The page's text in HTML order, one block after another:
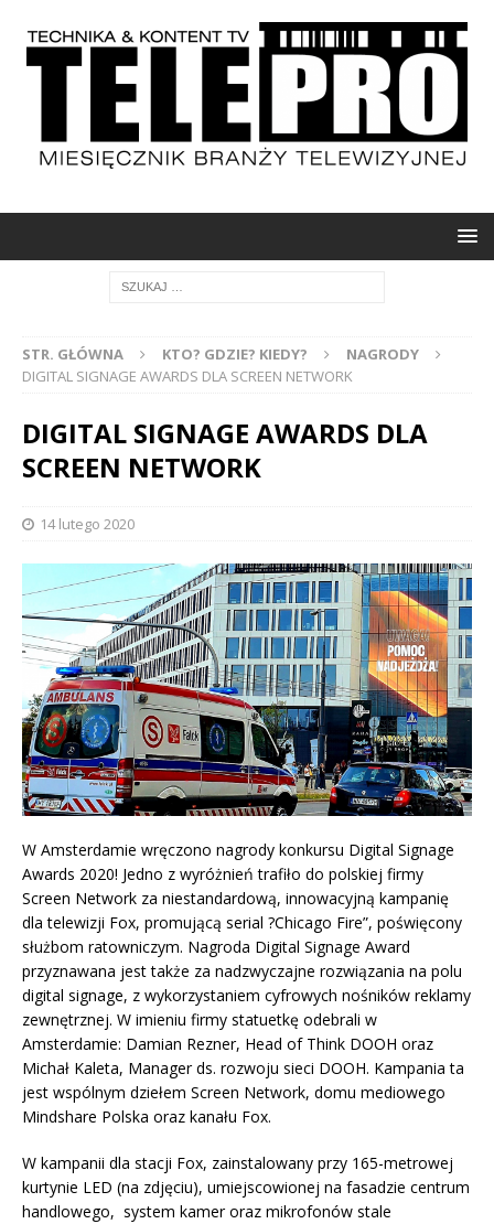
STR. GŁÓWNA KTO? GDZIE? KIEDY?
NAGRODY
DIGITAL SIGNAGE AWARDS DLA SCREEN NETWORK
DIGITAL SIGNAGE AWARDS DLA
SCREEN NETWORK
14 lutego 2020
W Amsterdamie wręczono nagrody konkursu Digital Signage
Awards 2020! Jedno z wyróżnień trafiło do polskiej firmy
Screen Network za niestandardową, innowacyjną kampanię
dla telewizji Fox, promującą serial ?Chicago Fire”, poświęcony
służbom ratowniczym. Nagroda Digital Signage Award
przyznawana jest także za nadzwyczajne rozwiązania na polu
digital signage, z wykorzystaniem cyfrowych nośników reklamy
zewnętrznej. W imieniu firmy statuetkę odebrali w
Amsterdamie: Damian Rezner, Head of Think DOOH oraz
Michał Kaleta, Manager ds. rozwoju sieci DOOH. Kampania ta
jest wspólnym dziełem Screen Network, domu mediowego
Mindshare Polska oraz kanału Fox.
W kampanii dla stacji Fox, zainstalowany przy 165-metrowej
kurtynie LED (na zdjęciu), umiejscowionej na fasadzie centrum
handlowego, system kamer oraz mikrofonów stale